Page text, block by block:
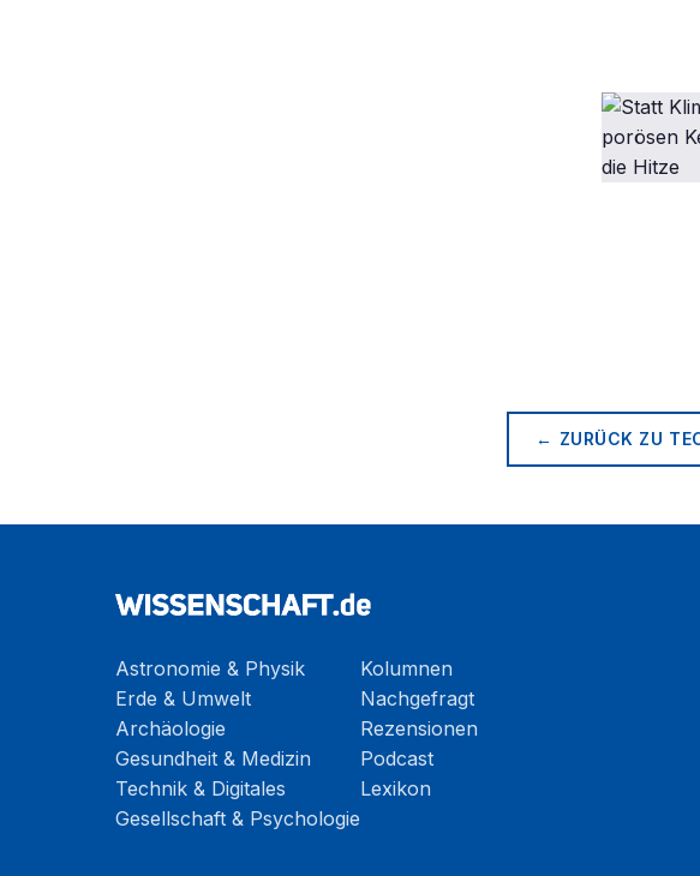
← ZURÜCK ZU
Astronomie & Physik
Erde & Umwelt
Archäologie
Gesundheit & Medizin
Technik & Digitales
Gesellschaft & Psychologie
Kolumnen
Nachgefragt
Rezensionen
Podcast
Lexikon